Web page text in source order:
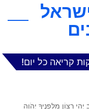
רָצוֹן מִלְּפָנֶיךָ יְהֹוָה